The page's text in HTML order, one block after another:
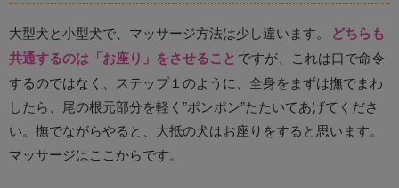
大型犬と小型犬で、マッサージ方法は少し違います。
どちらも
共通するのは「お座り」をさせること ですが、これは口で命令
するのではなく、ステップ１のように、全身をまずは撫でまわ
したら、尾の根元部分を軽く”ポンポン”たたいてあげてくださ
い。撫でながらやると、大抵の犬はお座りをすると思います。
マッサージはここからです。